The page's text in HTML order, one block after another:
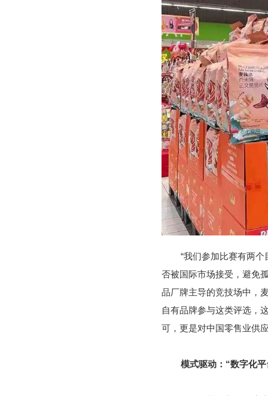
“我们参加比赛有两
否被国际市场接受，避免
品厂牌主导的竞技场中，
自有品牌参与这类评选，
可，更是对中国零售业供
模式驱动：“数字化